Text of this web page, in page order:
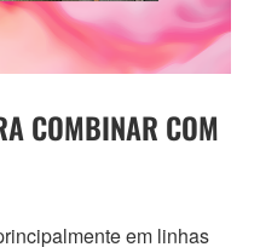
COMBINAR COM
em linhas